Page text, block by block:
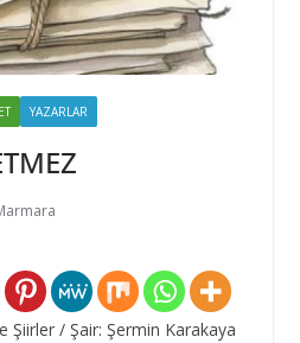
YAZARLAR
Şiirler / Şair: Şermin Karakaya